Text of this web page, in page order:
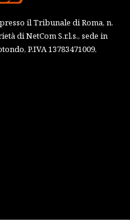
il Tribunale di Roma, n.
di NetCom S.r.l.s., sede in
P.IVA 13783471009,